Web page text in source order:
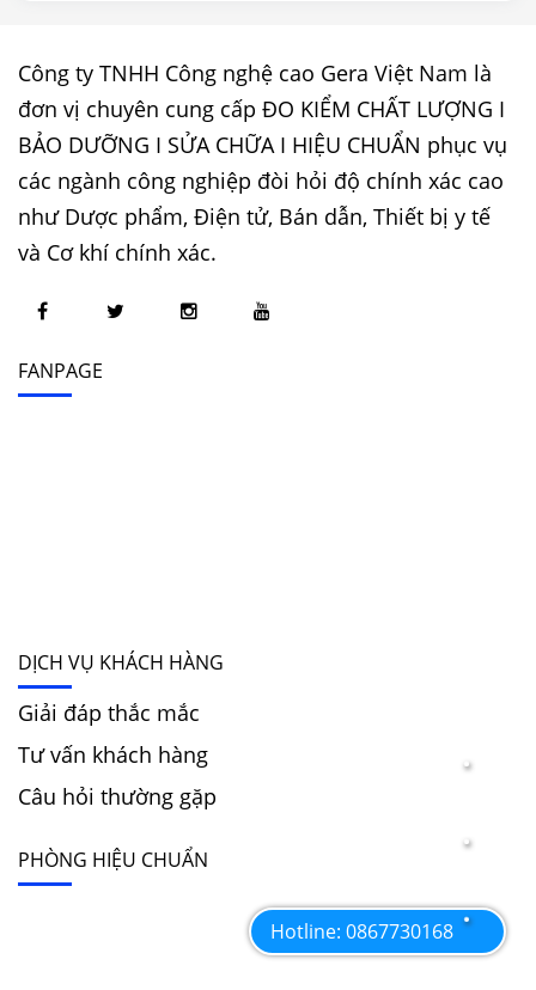
Công ty TNHH Công nghệ cao Gera Việt Nam là
đơn vị chuyên cung cấp ĐO KIỂM CHẤT LƯỢNG I
BẢO DƯỠNG I SỬA CHỮA I HIỆU CHUẨN phục vụ
các ngành công nghiệp đòi hỏi độ chính xác cao
như Dược phẩm, Điện tử, Bán dẫn, Thiết bị y tế
và Cơ khí chính xác.
FANPAGE
DỊCH VỤ KHÁCH HÀNG
Giải đáp thắc mắc
Tư vấn khách hàng
Câu hỏi thường gặp
PHÒNG HIỆU CHUẨN
Hotline: 0867730168